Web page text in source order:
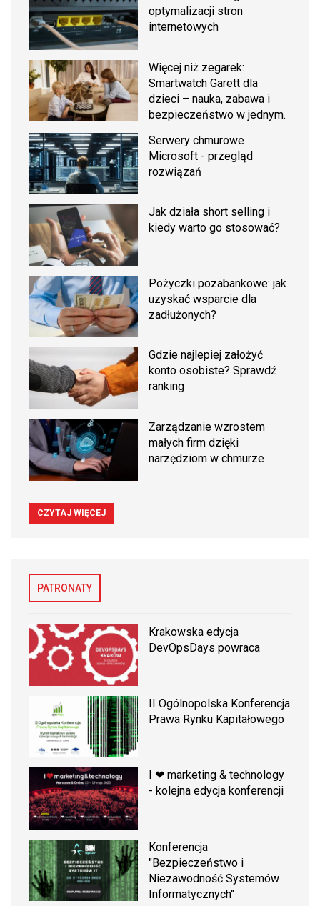
optymalizacji stron
internetowych
Więcej niż zegarek:
Smartwatch Garett dla
dzieci – nauka, zabawa i
bezpieczeństwo w jednym.
Serwery chmurowe
Microsoft - przegląd
rozwiązań
Jak działa short selling i
kiedy warto go stosować?
Pożyczki pozabankowe: jak
uzyskać wsparcie dla
zadłużonych?
Gdzie najlepiej założyć
konto osobiste? Sprawdź
ranking
Zarządzanie wzrostem
małych firm dzięki
narzędziom w chmurze
CZYTAJ WIĘCEJ
PATRONATY
Krakowska edycja
DevOpsDays powraca
II Ogólnopolska Konferencja
Prawa Rynku Kapitałowego
I ❤ marketing & technology
- kolejna edycja konferencji
Konferencja
"Bezpieczeństwo i
Niezawodność Systemów
Informatycznych"